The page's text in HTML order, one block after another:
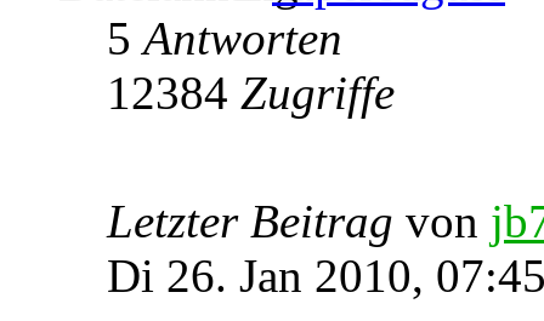
5Antworten
12384 Zugriffe
Letzter Beitrag von
Di 26. Jan 2010,